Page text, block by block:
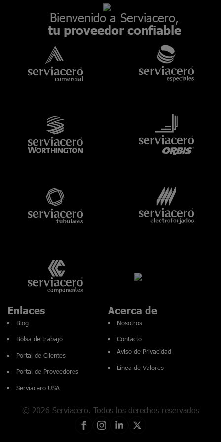
Bienvenido a Serviacero,
tu proveedor confiable
Enlaces
Blog
Bolsa de trabajo
Portal de Clientes
Portal de Proveedores
Serviacero USA
Acerca de
Nosotros
Contacto
Aviso de Privacidad
Línea de Valores
© 2026 Serviacero. Todos los derechos reservados